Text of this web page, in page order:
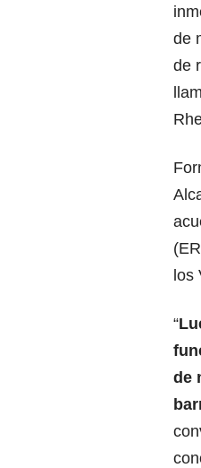
de
de
los
“
de